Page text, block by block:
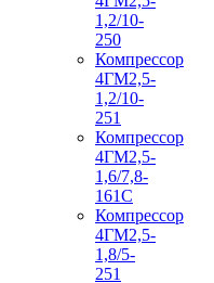
1,2/10-
250
Компрессор
4ГМ2,5-
1,2/10-
251
Компрессор
4ГМ2,5-
1,6/7,8-
161С
Компрессор
4ГМ2,5-
1,8/5-
251